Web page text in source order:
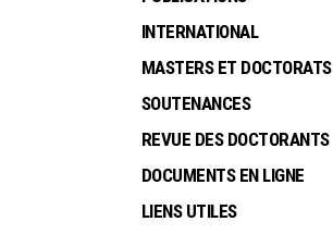
INTERNATIONAL
MASTERS ET DOCTORATS
SOUTENANCES
REVUE DES DOCTORANTS
DOCUMENTS EN LIGNE
LIENS UTILES